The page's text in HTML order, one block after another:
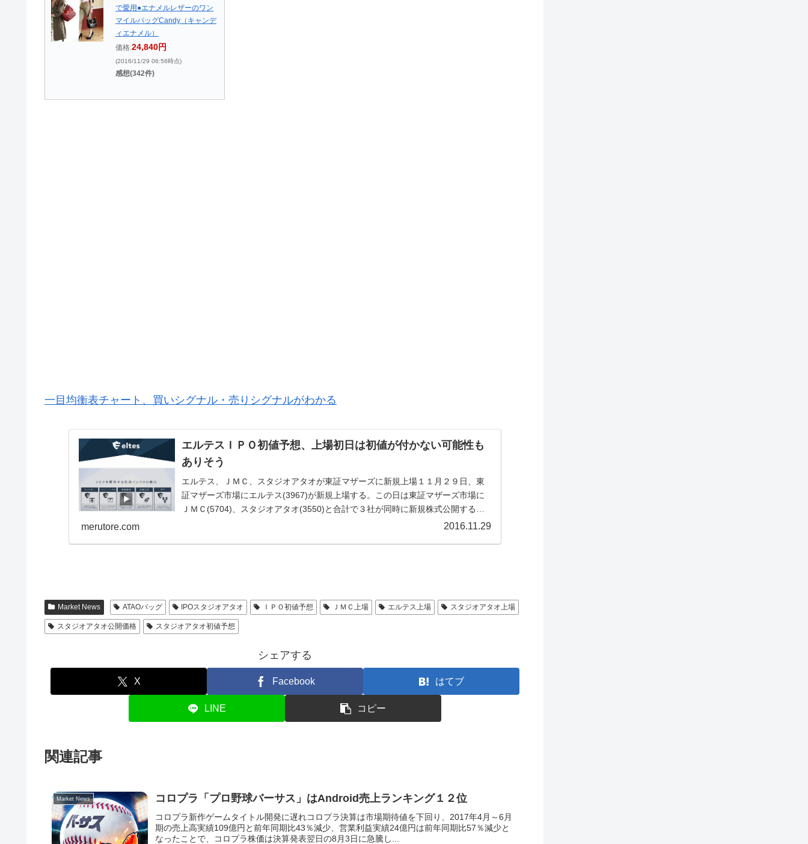
で愛用●エナメルレザーのワン
マイルバッグCandy（キャンデ
ィエナメル）
価格:24,840円
(2016/11/29 06:56時点)
感想(342件)
一目均衡表チャート、買いシグナル・売りシグナルがわかる
エルテスＩＰＯ初値予想、上場初日は初値が付かない可能性も
ありそう
エルテス、ＪＭＣ、スタジオアタオが東証マザーズに新規上場１１月２９日、東
証マザーズ市場にエルテス(3967)が新規上場する。この日は東証マザーズ市場に
ＪＭＣ(5704)、スタジオアタオ(3550)と合計で３社が同時に新規株式公開する。
merutore.com 2016.11.29
Market News ATAOバッグ IPOスタジオアタオ ＩＰＯ初値予想 ＪＭＣ上場 エルテス上場 スタジオアタオ上場
スタジオアタオ公開価格 スタジオアタオ初値予想
シェアする
X Facebook はてブ
LINE コピー
関連記事
Market News コロプラ「プロ野球バーサス」はAndroid売上ランキング１２位
コロプラ新作ゲームタイトル開発に遅れコロプラ決算は市場期待値を下回り、2017年4月～6月
期の売上高実績109億円と前年同期比43％減少、営業利益実績24億円は前年同期比57％減少と
なったことで、コロプラ株価は決算発表翌日の8月3日に急騰し...